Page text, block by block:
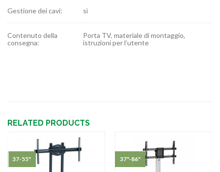
Gestione dei cavi: sì
Contenuto della
consegna:
Porta TV, materiale di montaggio,
istruzioni per l’utente
RELATED PRODUCTS
37-55" 37"-86"